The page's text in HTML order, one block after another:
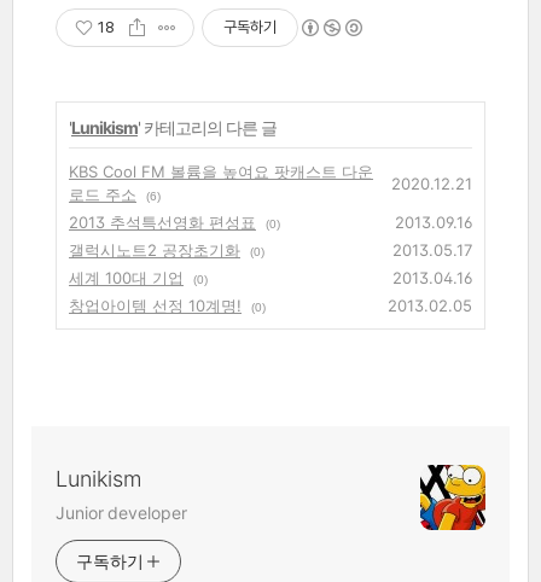
18 구독하기
'Lunikism' 카테고리의 다른 글
KBS Cool FM 볼륨을 높여요 팟캐스트 다운
로드 주소
(6)
2020.12.21
2013 추석특선영화 편성표
(0)
2013.09.16
갤럭시노트2 공장초기화
(0)
2013.05.17
세계 100대 기업
(0)
2013.04.16
창업아이템 선정 10계명!
(0) 2013.02.05
Lunikism
Junior developer
구독하기